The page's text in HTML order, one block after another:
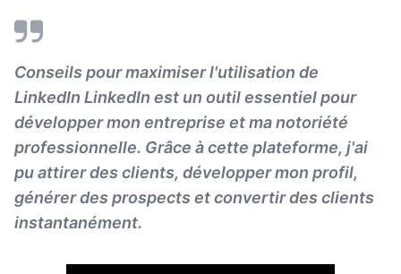
Conseils pour maximiser l'utilisation de
LinkedIn LinkedIn est un outil essentiel pour
développer mon entreprise et ma notoriété
professionnelle. Grâce à cette plateforme, j'ai
pu attirer des clients, développer mon profil,
générer des prospects et convertir des clients
instantanément.